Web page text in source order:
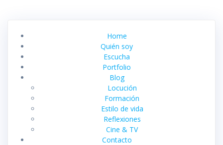
Home
Quién soy
Escucha
Portfolio
Blog
Locución
Formación
Estilo de vida
Reflexiones
Cine & TV
Contacto